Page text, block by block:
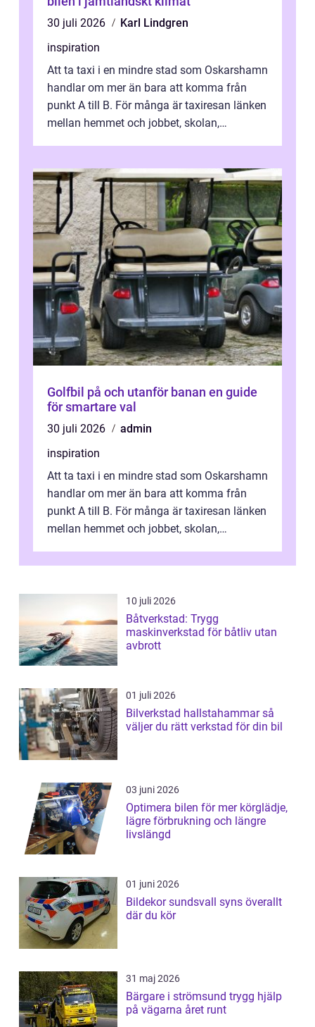
30 juli 2026
Karl Lindgren
inspiration
Att ta taxi i en mindre stad som Oskarshamn
handlar om mer än bara att komma från
punkt A till B. För många är taxiresan länken
mellan hemmet och jobbet, skolan,
Golfbil på och utanför banan en guide
för smartare val
30 juli 2026
admin
inspiration
Att ta taxi i en mindre stad som Oskarshamn
handlar om mer än bara att komma från
punkt A till B. För många är taxiresan länken
mellan hemmet och jobbet, skolan,
10 juli 2026
Båtverkstad: Trygg
maskinverkstad för båtliv utan
avbrott
01 juli 2026
Bilverkstad hallstahammar så
väljer du rätt verkstad för din bil
03 juni 2026
Optimera bilen för mer körglädje,
lägre förbrukning och längre
livslängd
01 juni 2026
Bildekor sundsvall syns överallt
där du kör
31 maj 2026
Bärgare i strömsund trygg hjälp
på vägarna året runt